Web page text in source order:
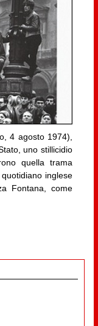
4 agosto 1974),
uno stillicidio
quella trama
inglese
Fontana, come